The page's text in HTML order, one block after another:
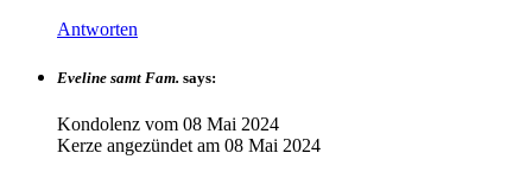
Antworten
Eveline samt Fam. says:
Kondolenz vom 08 Mai 2024
Kerze angezündet am 08 Mai 2024